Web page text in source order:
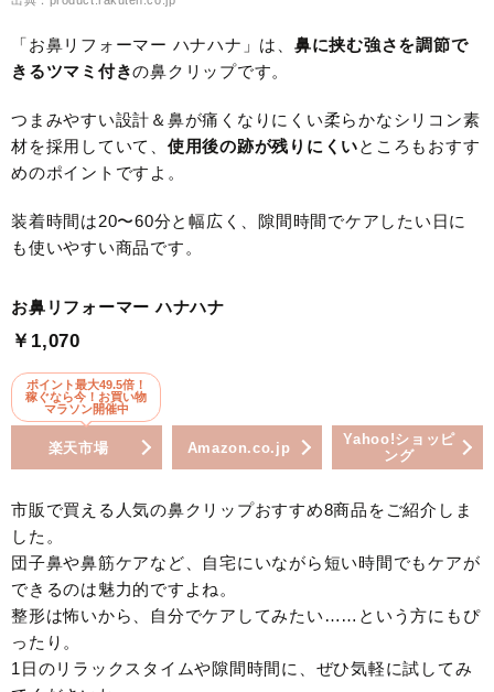
「お鼻リフォーマー ハナハナ」は、 鼻に挟む強さを調節で
きるツマミ付きの鼻クリップです。
つまみやすい設計＆鼻が痛くなりにくい柔らかなシリコン素
材を採用していて、 使用後の跡が残りにくいところもおすす
めのポイントですよ。
装着時間は20〜60分と幅広く、隙間時間でケアしたい日に
も使いやすい商品です。
お鼻リフォーマー ハナハナ
￥1,070
ポイント最大49.5倍！
稼ぐなら今！お買い物
マラソン開催中
楽天市場 Amazon.co.jp
Yahoo!ショッピ
ング
市販で買える人気の鼻クリップおすすめ8商品をご紹介しま
した。
団子鼻や鼻筋ケアなど、自宅にいながら短い時間でもケアが
できるのは魅力的ですよね。
整形は怖いから、自分でケアしてみたい……という方にもぴ
ったり。
1日のリラックスタイムや隙間時間に、ぜひ気軽に試してみ